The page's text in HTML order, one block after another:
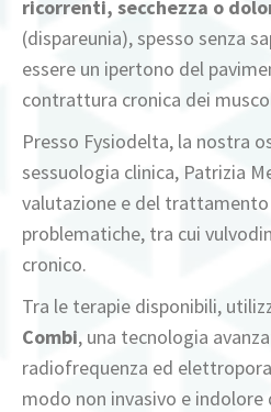
ricorrenti, secchezza o
(dispareunia), spesso senza
essere un ipertono del
contrattura cronica dei
Presso Fysiodelta, la nostra
sessuologia clinica, Patrizia
valutazione e del
problematiche, tra cui
cronico.
Tra le terapie disponibili,
Combi, una tecnologia
radiofrequenza ed
modo non invasivo e